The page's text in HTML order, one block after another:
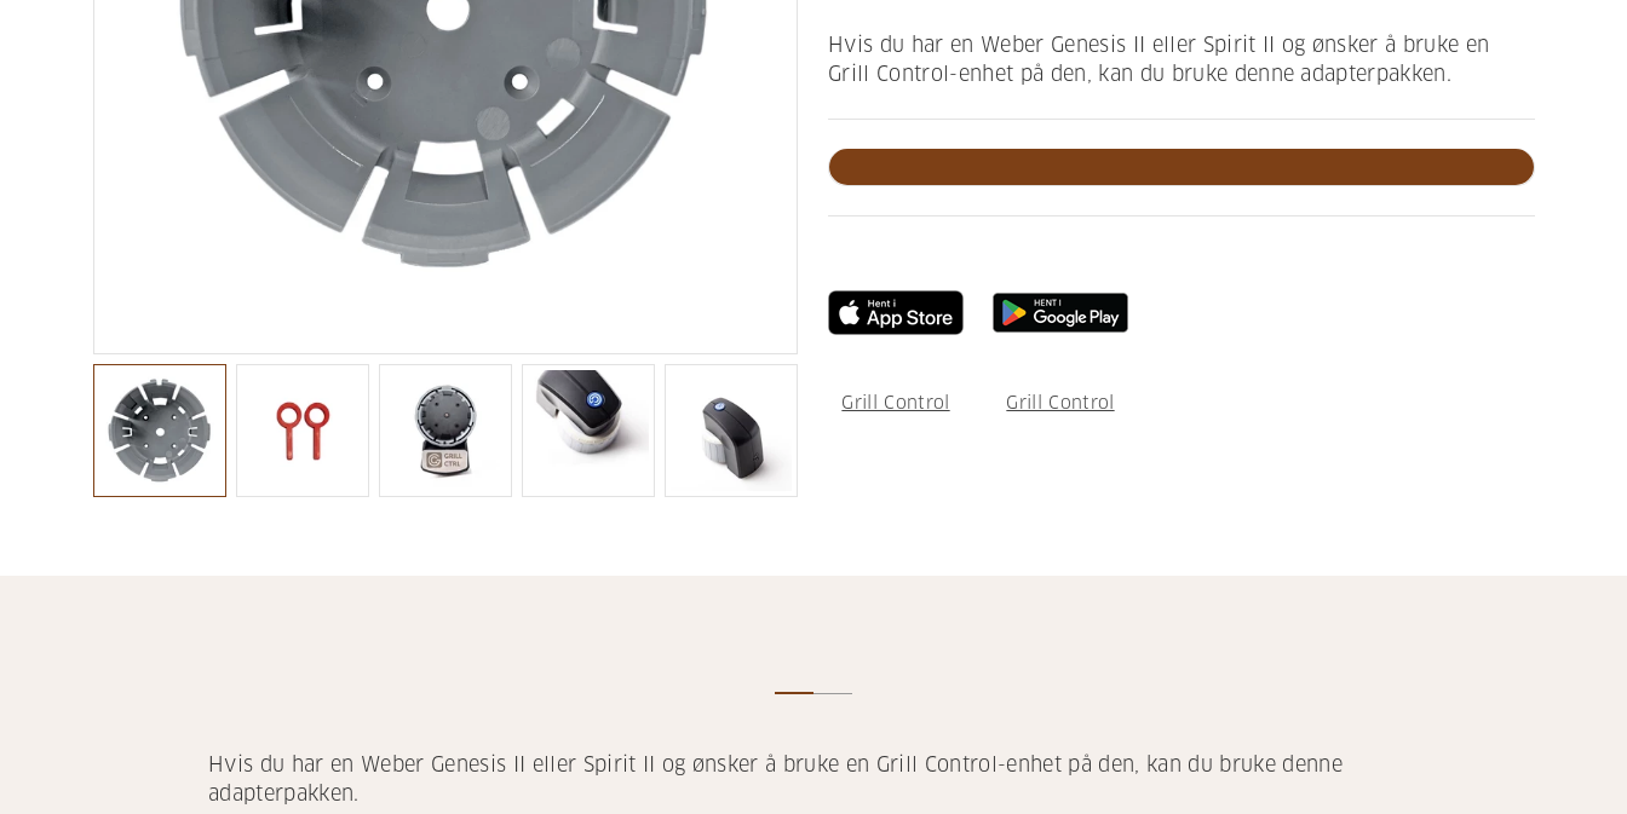
Hvis du har en Weber Genesis II eller Spirit II og ønsker å bruke en
Grill Control-enhet på den, kan du bruke denne adapterpakken.
Grill Control Grill Control
Hvis du har en Weber Genesis II eller Spirit II og ønsker å bruke en Grill Control-enhet på den, kan du bruke denne
adapterpakken.